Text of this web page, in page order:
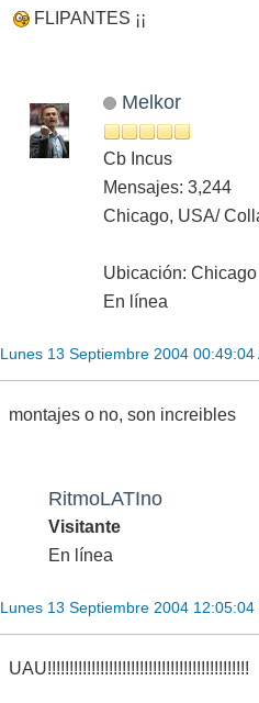
FLIPANTES ¡¡
Melkor
Cb Incus
Mensajes: 3,244
Chicago, USA/
Ubicación: Chicago
En línea
Lunes 13 Septiembre 2004 00:49:04
montajes o no, son increibles
RitmoLATIno
Visitante
En línea
Lunes 13 Septiembre 2004 12:05:04
UAU!!!!!!!!!!!!!!!!!!!!!!!!!!!!!!!!!!!!!!!!!!!!!!